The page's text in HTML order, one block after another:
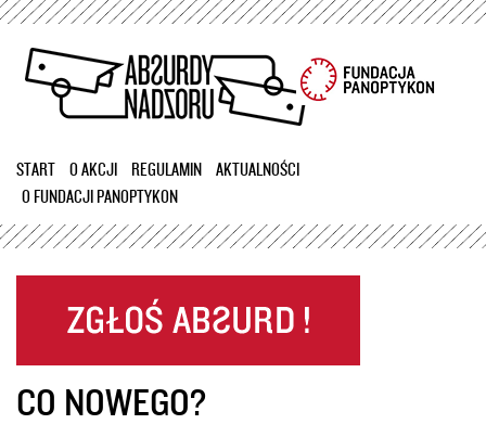
Przejdź
treści
START O AKCJI REGULAMIN
AKTUALNOŚCI
O FUNDACJI PANOPTYKON
CO NOWEGO?